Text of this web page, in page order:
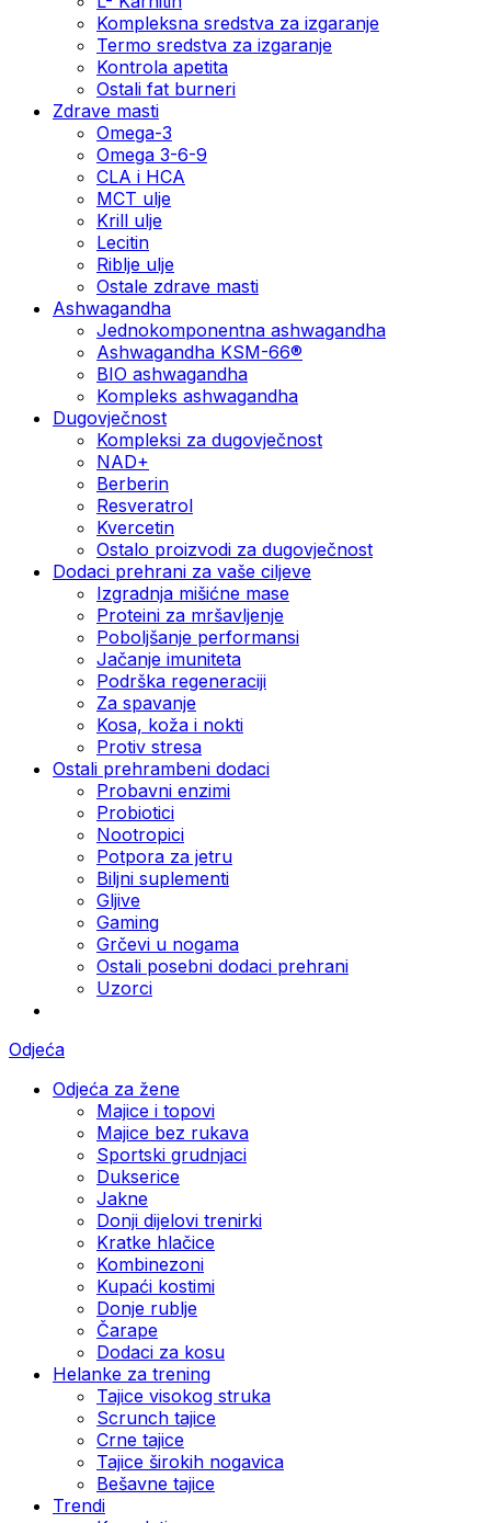
Kompleksna sredstva za izgaranje
Termo sredstva za izgaranje
Kontrola apetita
Ostali fat burneri
Zdrave masti
Omega-3
Omega 3-6-9
CLA i HCA
MCT ulje
Krill ulje
Lecitin
Riblje ulje
Ostale zdrave masti
Ashwagandha
Jednokomponentna ashwagandha
Ashwagandha KSM-66®
BIO ashwagandha
Kompleks ashwagandha
Dugovječnost
Kompleksi za dugovječnost
NAD+
Berberin
Resveratrol
Kvercetin
Ostalo proizvodi za dugovječnost
Dodaci prehrani za vaše ciljeve
Izgradnja mišićne mase
Proteini za mršavljenje
Poboljšanje performansi
Jačanje imuniteta
Podrška regeneraciji
Za spavanje
Kosa, koža i nokti
Protiv stresa
Ostali prehrambeni dodaci
Probavni enzimi
Probiotici
Nootropici
Potpora za jetru
Biljni suplementi
Gljive
Gaming
Grčevi u nogama
Ostali posebni dodaci prehrani
Uzorci
Odjeća
Odjeća za žene
Majice i topovi
Majice bez rukava
Sportski grudnjaci
Dukserice
Jakne
Donji dijelovi trenirki
Kratke hlačice
Kombinezoni
Kupaći kostimi
Donje rublje
Čarape
Dodaci za kosu
Helanke za trening
Tajice visokog struka
Scrunch tajice
Crne tajice
Tajice širokih nogavica
Bešavne tajice
Trendi